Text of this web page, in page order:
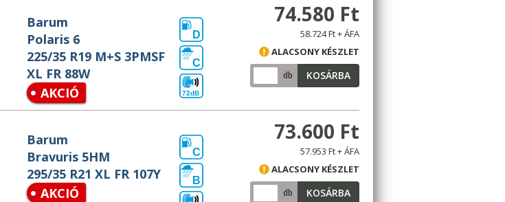
Barum
Polaris 6
225/35 R19 M+S 3PMSF
XL FR 88W
AKCIÓ
D
C
72dB
74.580 Ft
58.724 Ft + ÁFA
ALACSONY KÉSZLET
db KOSÁRBA
Barum
Bravuris 5HM
295/35 R21 XL FR 107Y
AKCIÓ
C
B
73.600 Ft
57.953 Ft + ÁFA
ALACSONY KÉSZLET
db KOSÁRBA